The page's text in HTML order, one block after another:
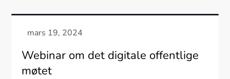
Webinar om det digitale offentlige
møtet